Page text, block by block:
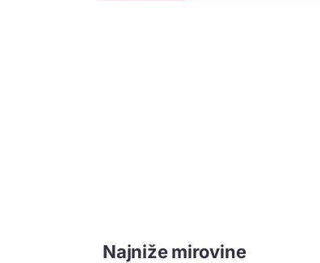
Najniže mirovine